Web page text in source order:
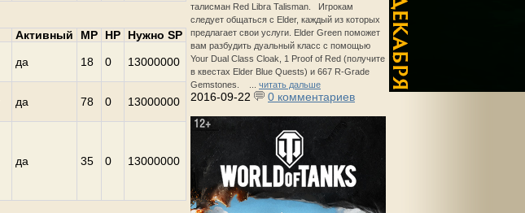
талисман Red Libra Talisman. Игрокам
следует общаться с Elder, каждый из которых
предлагает свои услуги. Elder Green поможет
вам разбудить дуальный класс с помощью
Your Dual Class Cloak, 1 Proof of Red (получите
в квестах Elder Blue Quests) и 667 R-Grade
Gemstones. ... читать дальше
2016-09-22 0 комментариев
Активный MP HP
Нужно SP
да 18 0 13000000
да 78 0 13000000
да 35 0 13000000